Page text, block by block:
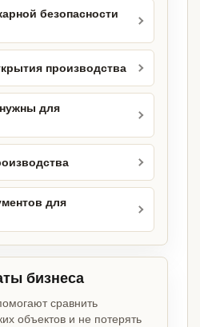
безопасности
производства
для
для
бизнеса
сравнить
объектов и не потерять